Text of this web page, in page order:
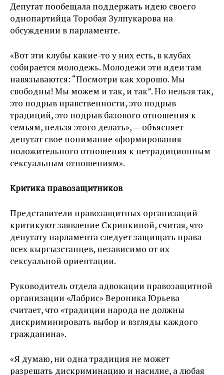
Депутат пообещала поддержать идею своего
однопартийца Торобая Зулпукарова на
обсуждении в парламенте.
«Вот эти клубы какие-то у них есть, в клубах
собирается молодежь. Молодежи эти идеи там
навязываются: “Посмотри как хорошо. Мы
свободны! Мы можем и так, и так”. Но нельзя так,
это подрыв нравственности, это подрыв
традиций, это подрыв базового отношения к
семьям, нельзя этого делать», — объясняет
депутат свое понимание «формирования
положительного отношения к нетрадиционным
сексуальным отношениям».
Критика правозащитников
Представители правозащитных организаций
критикуют заявление Скрипкиной, считая, что
депутату парламента следует защищать права
всех кыргызстанцев, независимо от их
сексуальной ориентации.
Руководитель отдела адвокации правозащитной
организации «Лабрис» Вероника Юрьева
считает, что «традиции народа не должны
дискриминировать выбор и взгляды каждого
гражданина».
«Я думаю, ни одна традиция не может
разрешать дискриминацию и насилие, а любая